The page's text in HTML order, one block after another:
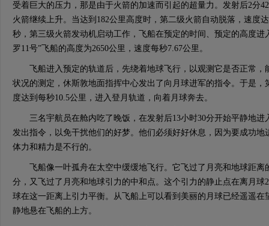
受着巨大的压力，那是由于火箭的加速而引起的超量力。发射后2分
火箭继续上升。当达到182公里高度时，第二级火箭自动脱落，速度
秒，第三级火箭发动机启动工作，飞船在预定的时间、预定的高度进
罗11号”飞船的高度为2650公里，速度每秒7.67公里。
飞船进入预定的轨道后，先绕着地球飞行，以观测它是否正常，
状况的测定，休斯敦地面指挥中心发出了向月球进军的指令。于是，
度达到每秒10.5公里，进入登月轨道，向着月球奔去。
三名宇航员在舱内吃了晚饭，在发射后13小时30分开始平静地进
发出指令，以免干扰他们的好梦。他们必须好好休息，因为要成功地
体力和精力是不行的。
飞船像一叶孤舟在太空中缓缓地飞行。它飞过了月亮和地球距离
分，又飞过了月亮和地球引力的中和点。这个引力的静止点在离月球
球在这一距离上引力平衡。从飞船上可以看到美丽的月球已经遥遥在
静地悬在飞船的上方。